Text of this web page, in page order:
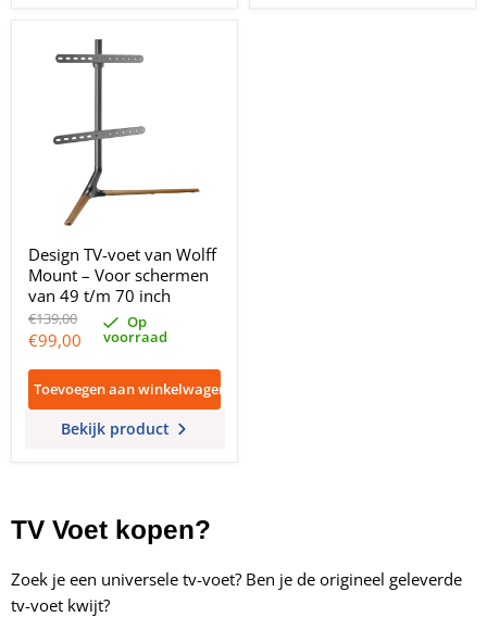
Design TV-voet van Wolff
Mount – Voor schermen
van 49 t/m 70 inch
Oorspronkelijke
prijs
€139,00
Huidige
prijs
€99,00
Op
voorraad
Toevoegen aan winkelwagen
Bekijk product
TV Voet kopen?
Zoek je een universele tv-voet? Ben je de origineel geleverde
tv-voet kwijt?